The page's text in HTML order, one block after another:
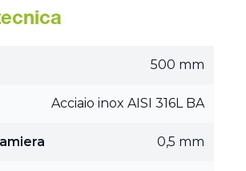
500 mm
Acciaio inox AISI 316L BA
0,5 mm